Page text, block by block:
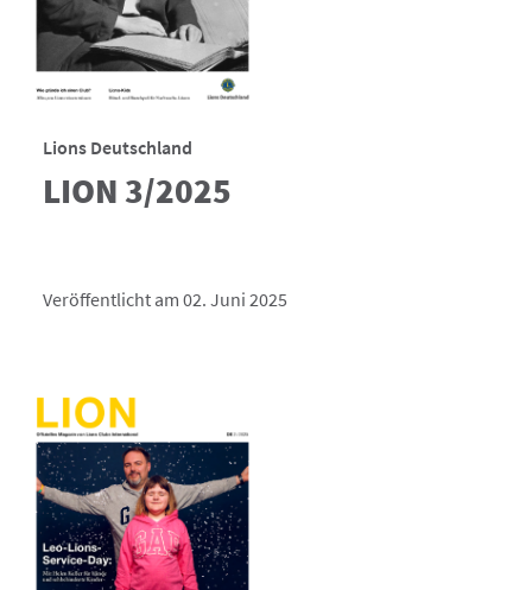
Lions Deutschland
LION 3/2025
Veröffentlicht am 02. Juni 2025